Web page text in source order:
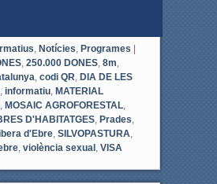
, Notícies, Programes
, 250.000 DONES, 8m,
, codi QR, DIA DE LES
, informatiu, MATERIAL
, MOSAIC AGROFORESTAL,
D'HABITATGES, Prades,
d'Ebre, SILVOPASTURA,
, violència sexual , VISA